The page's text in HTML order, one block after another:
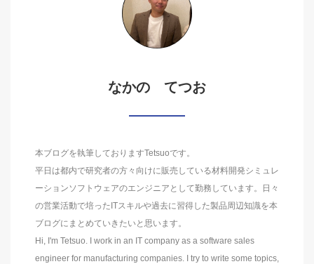
なかの てつお
本ブログを執筆しておりますTetsuoです。
平日は都内で研究者の方々向けに販売している材料開発シミュレ
ーションソフトウェアのエンジニアとして勤務しています。日々
の営業活動で培ったITスキルや過去に習得した製品周辺知識を本
ブログにまとめていきたいと思います。
Hi, I'm Tetsuo. I work in an IT company as a software sales
engineer for manufacturing companies. I try to write some topics,